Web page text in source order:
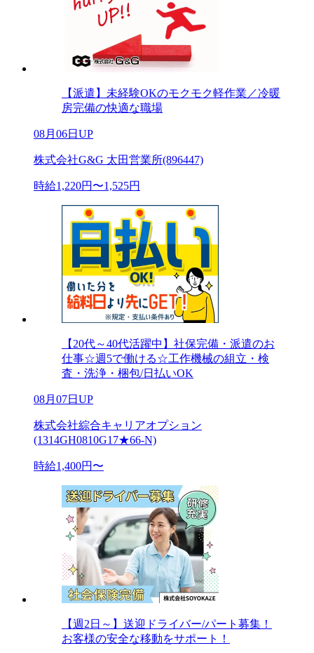
【派遣】未経験OKのモクモク軽作業／冷暖
房完備の快適な職場
08月06日UP
株式会社G&G 太田営業所(896447)
時給1,220円〜1,525円
【20代～40代活躍中】社保完備・派遣のお
仕事☆週5で働ける☆工作機械の組立・検
査・洗浄・梱包/日払いOK
08月07日UP
株式会社綜合キャリアオプション
(1314GH0810G17★66-N)
時給1,400円〜
【週2日～】送迎ドライバー/パート募集！
お客様の安全な移動をサポート！